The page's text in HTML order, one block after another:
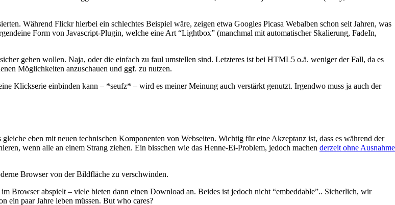
Während Flickr hierbei ein schlechtes Beispiel wäre, zeigen etwa Googles Picasa Webalben schon seit Jahren, was
Form von Javascript-Plugin, welche eine Art “Lightbox” (manchmal mit automatischer Skalierung, FadeIn,
gehen wollen. Naja, oder die einfach zu faul umstellen sind. Letzteres ist bei HTML5 o.ä. weniger der Fall, da es
Möglichkeiten anzuschauen und ggf. zu nutzen.
Klickserie einbinden kann – *seufz* – wird es meiner Meinung auch verstärkt genutzt. Irgendwo muss ja auch der
eben mit neuen technischen Komponenten von Webseiten. Wichtig für eine Akzeptanz ist, dass es während der
wenn alle an einem Strang ziehen. Ein bisschen wie das Henne-Ei-Problem, jedoch machen derzeit ohne Ausnahme
Browser von der Bildfläche zu verschwinden.
Browser abspielt – viele bieten dann einen Download an. Beides ist jedoch nicht “embeddable”.. Sicherlich, wir
paar Jahre leben müssen. But who cares?